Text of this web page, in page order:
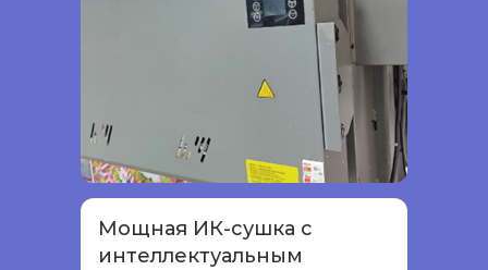
Мощная ИК-сушка с
интеллектуальным